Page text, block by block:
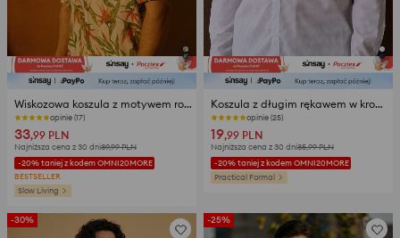
Wiskozowa koszula z motywem roślinnym
opinie (17)
33,99 PLN
Najniższa cena z 30 dni39,99PLN
-20% taniej z kodem OMNI20MORE
BESTSELLER
Slow Living
Koszula z długim rękawem w kropki
opinie (25)
19,99 PLN
Najniższa cena z 30 dni35,99PLN
-20% taniej z kodem OMNI20MORE
Practical Formal
-30% -25%